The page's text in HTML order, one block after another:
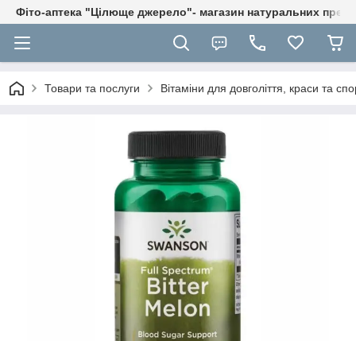
Фіто-аптека "Цілюще джерело"- магазин натуральних
Товари та послуги Вітаміни для довголіття, краси та